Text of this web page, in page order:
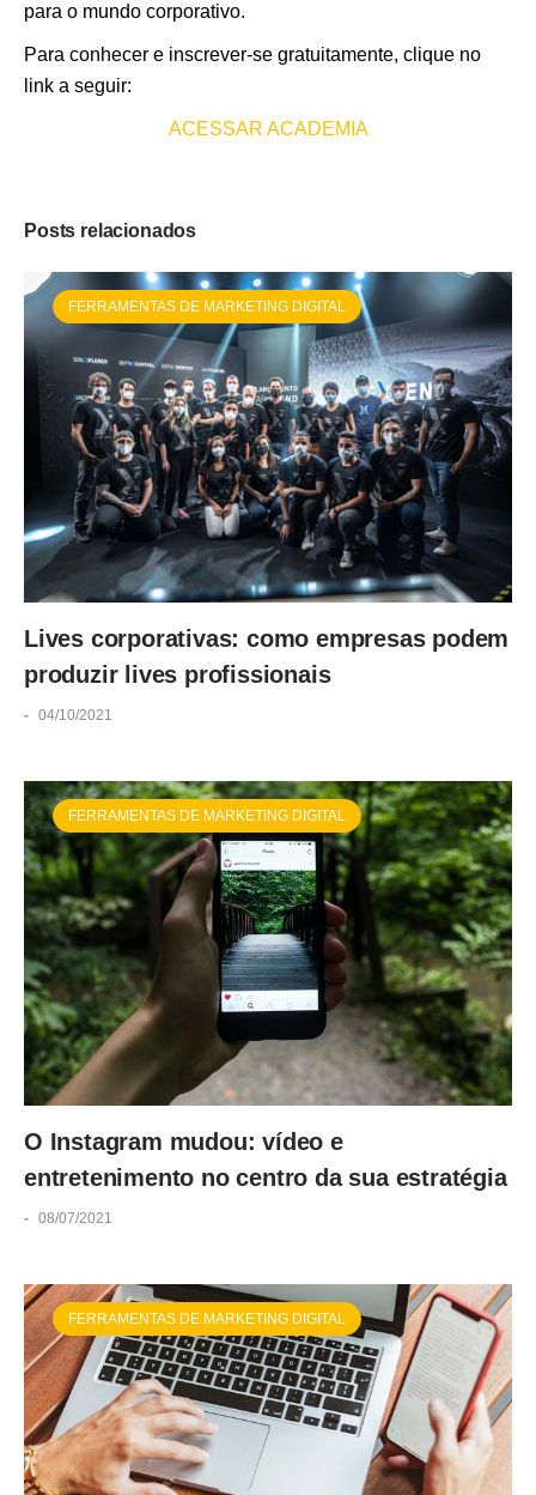
para o mundo corporativo.
Para conhecer e inscrever-se gratuitamente, clique no
link a seguir:
ACESSAR ACADEMIA
Posts relacionados
FERRAMENTAS DE MARKETING DIGITAL
Lives corporativas: como empresas podem
produzir lives profissionais
- 04/10/2021
FERRAMENTAS DE MARKETING DIGITAL
O Instagram mudou: vídeo e
entretenimento no centro da sua estratégia
- 08/07/2021
FERRAMENTAS DE MARKETING DIGITAL